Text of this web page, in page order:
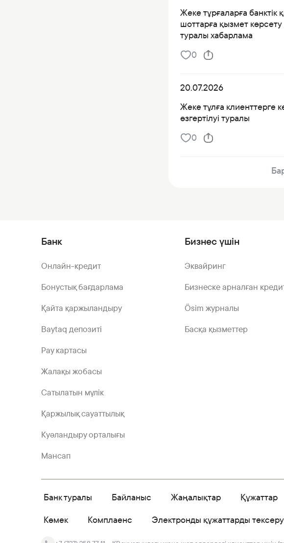
Жеке тұрғаларға
шоттарға қызмет көрсету
туралы хабарлама
0
20.07.2026
Жеке тұлға клиенттерге
өзгертілуі туралы
0
Банк
Онлайн-кредит
Бонустық бағдарлама
Қайта қаржыландыру
Baytaq депозиті
Pay картасы
Жалақы жобасы
Сатылатын мүлік
Қаржылық сауаттылық
Куәландыру орталығы
Мансап
Бизнес үшін
Эквайринг
Бизнеске арналған
Ösim журналы
Басқа қызметтер
Банк туралы Байланыс Жаңалықтар Құжаттар
Көмек
Комплаенс Электронды құжаттарды тексеру